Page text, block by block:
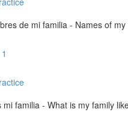
de mi familia - Names of
mi familia - What is my family